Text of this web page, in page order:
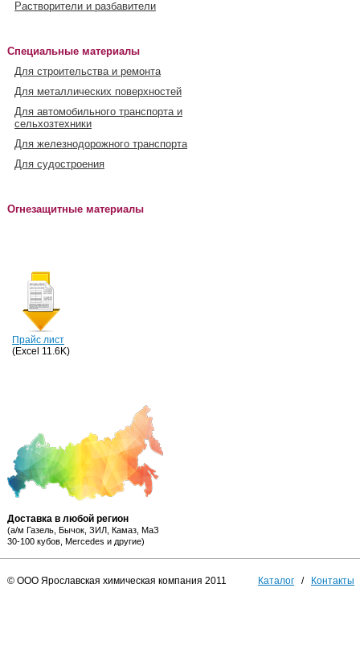
Растворители и разбавители
Специальные материалы
Для строительства и ремонта
Для металлических поверхностей
Для автомобильного транспорта и
сельхозтехники
Для железнодорожного транспорта
Для судостроения
Огнезащитные материалы
Прайс лист
(Excel 11.6K)
Доставка в любой регион
(а/м Газель, Бычок, ЗИЛ, Камаз, МаЗ
30-100 кубов, Mercedes и другие)
© ООО Ярославская химическая компания 2011 Каталог / Контакты